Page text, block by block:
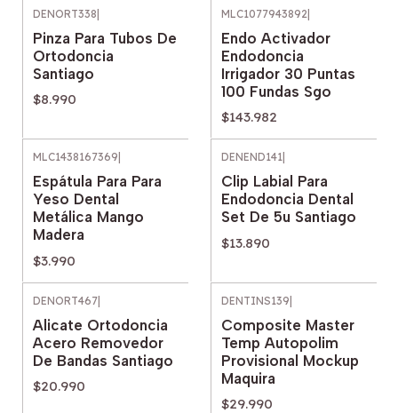
DENORT338
Pinza Para Tubos De
Ortodoncia
Santiago
$8.990
MLC1077943892
Endo Activador
Endodoncia
Irrigador 30 Puntas
100 Fundas Sgo
$143.982
MLC1438167369
Espátula Para Para
Yeso Dental
Metálica Mango
Madera
$3.990
DENEND141
Clip Labial Para
Endodoncia Dental
Set De 5u Santiago
$13.890
DENORT467|
Alicate Ortodoncia
Acero Removedor
De Bandas Santiago
$20.990
DENTINS139|
Composite Master
Temp Autopolim
Provisional Mockup
Maquira
$29.990